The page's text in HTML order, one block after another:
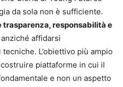
da sola non è sufficiente.
responsabilità e
anziché affidarsi
L’obiettivo più ampio
piattaforme in cui il
e non un aspetto